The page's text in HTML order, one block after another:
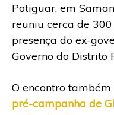
Potiguar, em
reuniu cerca de
presença do ex-
Governo do Distrito
O encontro
pré-campanha de